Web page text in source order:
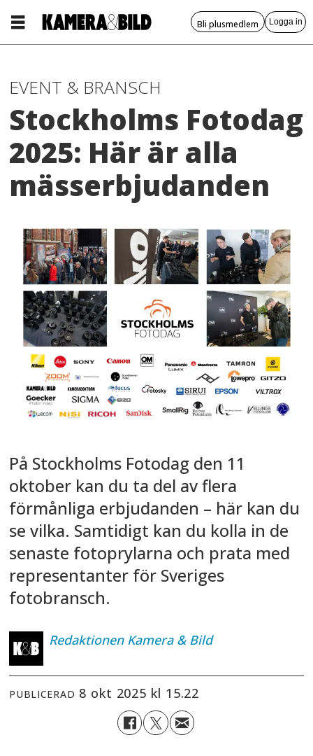
Bli plusmedlem Logga in
EVENT & BRANSCH
Stockholms Fotodag
2025: Här är alla
mässerbjudanden
På Stockholms Fotodag den 11
oktober kan du ta del av flera
förmånliga erbjudanden – här kan du
se vilka. Samtidigt kan du kolla in de
senaste fotoprylarna och prata med
representanter för Sveriges
fotobransch.
Redaktionen Kamera & Bild
PUBLICERAD 8 okt 2025 kl 15.22